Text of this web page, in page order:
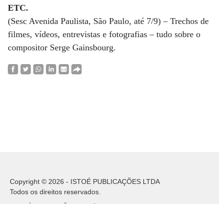
ETC.
(Sesc Avenida Paulista, São Paulo, até 7/9) – Trechos de
filmes, vídeos, entrevistas e fotografias – tudo sobre o
compositor Serge Gainsbourg.
Copyright © 2026 - ISTOÉ PUBLICAÇÕES LTDA
Todos os direitos reservados.